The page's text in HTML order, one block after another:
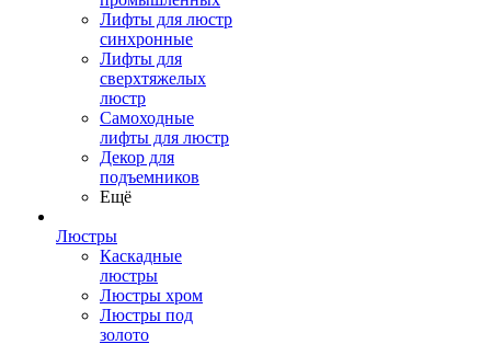
Лифты для люстр
синхронные
Лифты для
сверхтяжелых
люстр
Самоходные
лифты для люстр
Декор для
подъемников
Ещё
Люстры
Каскадные
люстры
Люстры хром
Люстры под
золото